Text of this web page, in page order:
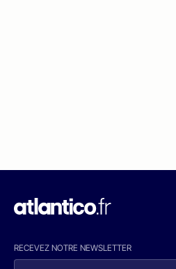
RECEVEZ NOTRE NEWSLETTER